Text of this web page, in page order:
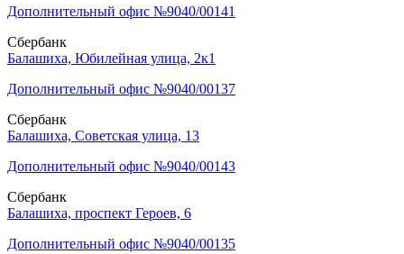
Дополнительный офис №9040/00141
Сбербанк
Балашиха, Юбилейная улица, 2к1
Дополнительный офис №9040/00137
Сбербанк
Балашиха, Советская улица, 13
Дополнительный офис №9040/00143
Сбербанк
Балашиха, проспект Героев, 6
Дополнительный офис №9040/00135